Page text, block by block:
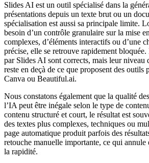
Slides AI est un outil spécialisé dans la
présentations depuis un texte brut ou un
spécialisation est aussi sa principale limite.
besoin d’un contrôle granulaire sur la mise
complexes, d’éléments interactifs ou d’une
précise, elle se retrouve rapidement bloquée.
par Slides AI sont corrects, mais leur niveau
reste en deçà de ce que proposent des outils
Canva ou Beautiful.ai.
Nous constatons également que la qualité
l’IA peut être inégale selon le type de
contenu structuré et court, le résultat est
des textes plus complexes, techniques ou
page automatique produit parfois des
retouche manuelle importante, ce qui annule
la rapidité.